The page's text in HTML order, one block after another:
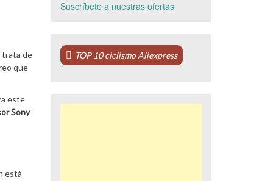
trata de
que
este
Sony
está
Suscríbete a nuestras ofertas
TOP 10 ciclismo Aliexpress